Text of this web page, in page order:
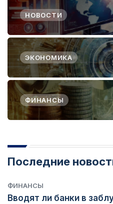
НОВОСТИ
ЭКОНОМИКА
ФИНАНСЫ
Последние
ФИНАНСЫ
Вводят ли банки в